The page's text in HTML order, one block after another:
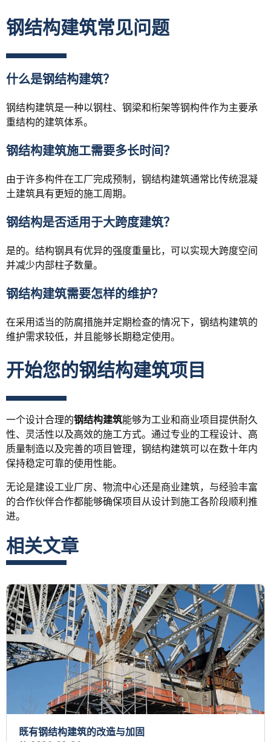
钢结构建筑常见问题
什么是钢结构建筑？
钢结构建筑是一种以钢柱、钢梁和桁架等钢构件作为主要承
重结构的建筑体系。
钢结构建筑施工需要多长时间？
由于许多构件在工厂完成预制，钢结构建筑通常比传统混凝
土建筑具有更短的施工周期。
钢结构是否适用于大跨度建筑？
是的。结构钢具有优异的强度重量比，可以实现大跨度空间
并减少内部柱子数量。
钢结构建筑需要怎样的维护？
在采用适当的防腐措施并定期检查的情况下，钢结构建筑的
维护需求较低，并且能够长期稳定使用。
开始您的钢结构建筑项目
一个设计合理的钢结构建筑能够为工业和商业项目提供耐久
性、灵活性以及高效的施工方式。通过专业的工程设计、高
质量制造以及完善的项目管理，钢结构建筑可以在数十年内
保持稳定可靠的使用性能。
无论是建设工业厂房、物流中心还是商业建筑，与经验丰富
的合作伙伴合作都能够确保项目从设计到施工各阶段顺利推
进。
相关文章
既有钢结构建筑的改造与加固